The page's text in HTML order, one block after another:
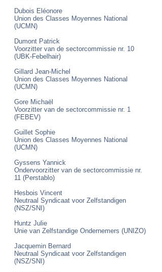
Dubois Eléonore
Union des Classes Moyennes National
(UCMN)
Dumont Patrick
Voorzitter van de sectorcommissie nr. 10
(UBK-Febelhair)
Gillard Jean-Michel
Union des Classes Moyennes National
(UCMN)
Gore Michaël
Voorzitter van de sectorcommissie nr. 1
(FEBEV)
Guillet Sophie
Union des Classes Moyennes National
(UCMN)
Gyssens Yannick
Ondervoorzitter van de sectorcommissie nr.
11 (Perstablo)
Hesbois Vincent
Neutraal Syndicaat voor Zelfstandigen
(NSZ/SNI)
Huntz Julie
Unie van Zelfstandige Ondernemers (UNIZO)
Jacquemin Bernard
Neutraal Syndicaat voor Zelfstandigen
(NSZ/SNI)